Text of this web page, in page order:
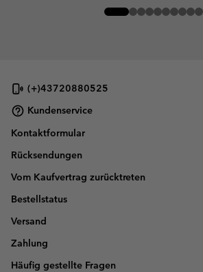
(+)43720880525
Kundenservice
Kontaktformular
Rücksendungen
Vom Kaufvertrag zurücktreten
Bestellstatus
Versand
Zahlung
Häufig gestellte Fragen